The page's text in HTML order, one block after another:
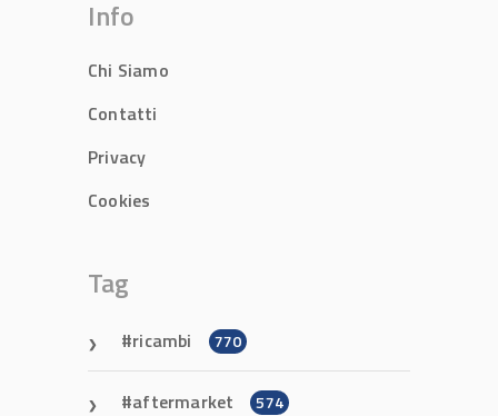
Info
Chi Siamo
Contatti
Privacy
Cookies
Tag
ricambi 770
aftermarket 574